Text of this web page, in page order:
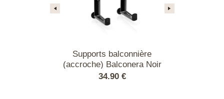
Supports balconnière
(accroche) Balconera Noir
34.90 €